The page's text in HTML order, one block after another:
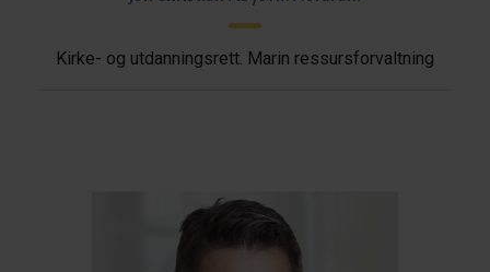
Kirke- og utdanningsrett. Marin ressursforvaltning